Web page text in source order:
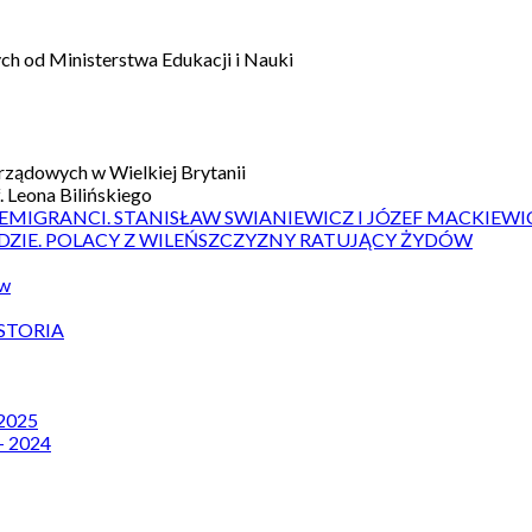
od Ministerstwa Edukacji i Nauki
w Wielkiej Brytanii
Leona Bilińskiego
STANISŁAW SWIANIEWICZ I JÓZEF
POLACY Z WILEŃSZCZYZNY RATUJĄCY ŻYDÓW
2024